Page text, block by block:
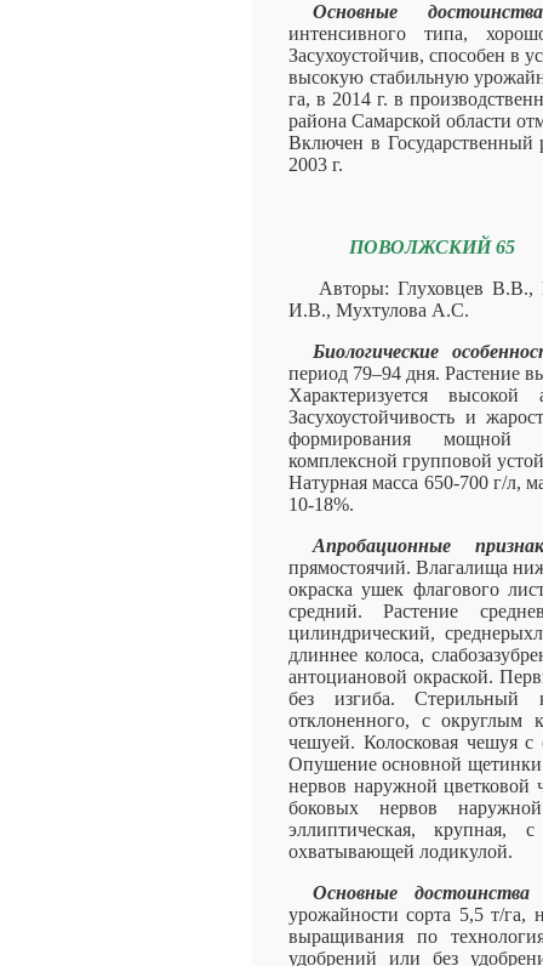
Основные
интенсивного типа,
Засухоустойчив, способен в
высокую стабильную
га, в 2014 г. в
района Самарской области
Включен в Государственный
2003 г.
ПОВОЛЖСКИЙ 65
Авторы: Глуховцев
И.В., Мухтулова А.С.
Биологические
период 79–94 дня. Растение
Характеризуется
Засухоустойчивость и
формирования мощной
комплексной групповой
Натурная масса 650-700 г/л,
10-18%.
Апробационные
прямостоячий. Влагалища
окраска ушек флагового
средний. Растение
цилиндрический,
длиннее колоса,
антоциановой окраской.
без изгиба. Стерильный
отклоненного, с округлым
чешуей. Колосковая чешуя с
Опушение основной щетинки
нервов наружной цветковой
боковых нервов
эллиптическая,
охватывающей лодикулой.
Основные достоинства
урожайности сорта 5,5 т/га,
выращивания по
удобрений или без